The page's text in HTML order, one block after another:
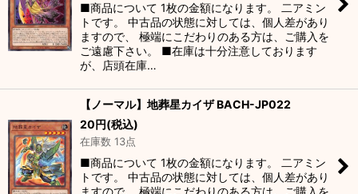
■商品について 1枚の金額になります。 二アミン
トです。 中古品の状態に対しては、個人差があり
ますので、 極端にこだわりのある方は、ご購入を
ご遠慮下さい。 ■在庫は十分注意しております
が、店頭在庫…
【ノーマル】地葬星カイザ BACH-JP022
20円(税込)
在庫数 13点
■商品について 1枚の金額になります。 二アミン
トです。 中古品の状態に対しては、個人差があり
ますので、 極端にこだわりのある方は、ご購入を